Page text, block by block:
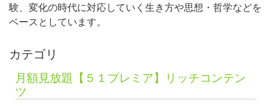
験、変化の時代に対応していく生き方や思想・哲学などを
ベースとしています。
カテゴリ
月額見放題【５１プレミア】リッチコンテン
ツ